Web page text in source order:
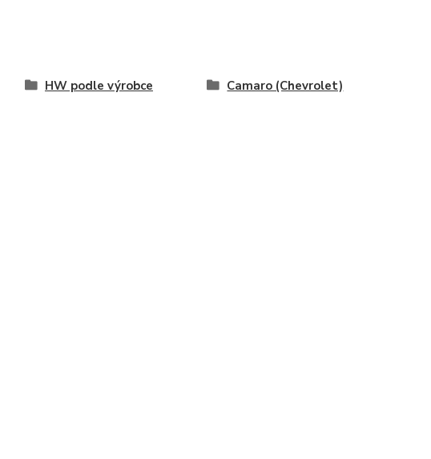
HW podle výrobce Camaro (Chevrolet)